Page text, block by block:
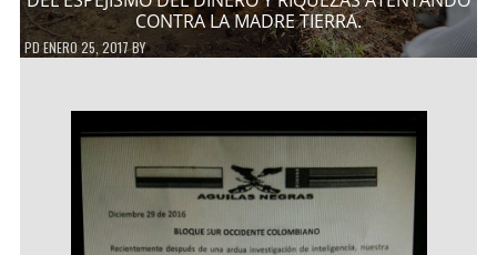
CONTRA LA MADRE TIERRA.
PDENERO 25, 2017BY